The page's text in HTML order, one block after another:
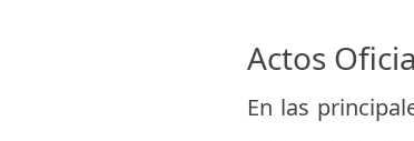
Actos
En las